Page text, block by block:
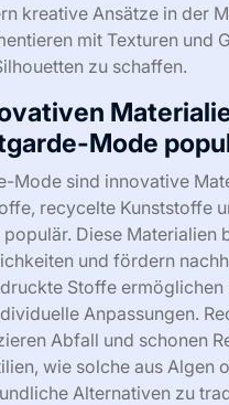
kreative Ansätze in der
mit Texturen und
zu schaffen.
Mode
Mode sind innovative
recycelte Kunststoffe
Diese Materialien
und fördern
Stoffe
Anpassungen.
Abfall und schonen
wie solche aus Algen
Alternativen zu